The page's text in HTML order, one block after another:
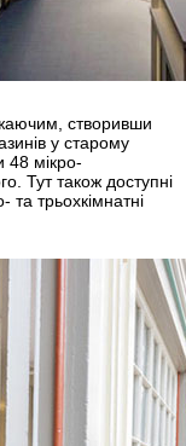
створивши
у старому
48 мікро-
Тут також доступні
трьохкімнатні